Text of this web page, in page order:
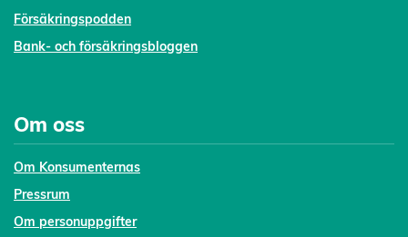
Försäkringspodden
Bank- och försäkringsbloggen
Om oss
Om Konsumenternas
Pressrum
Om personuppgifter